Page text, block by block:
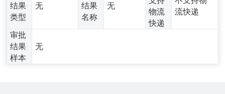
结果
类型
无
结果
名称
无
物流
快递
流快递
审批
结果
样本
无